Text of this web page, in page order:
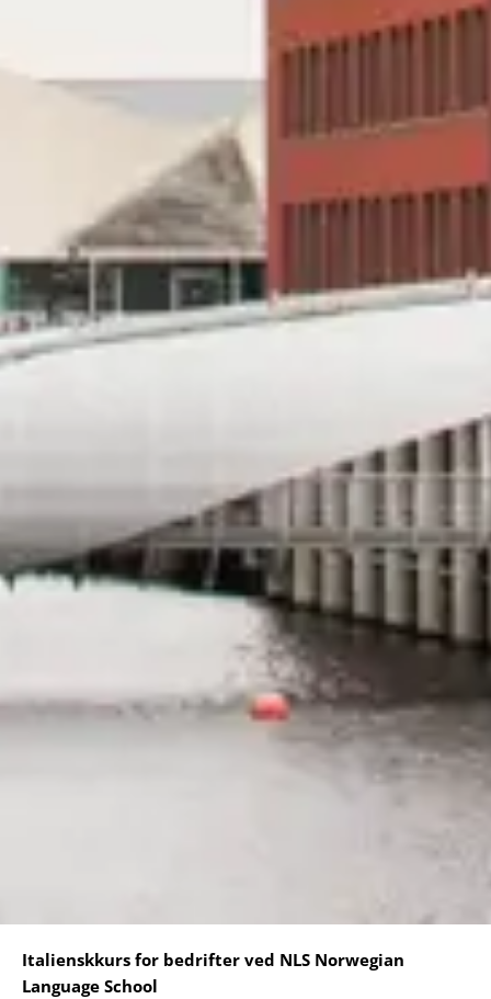
Italienskkurs for bedrifter ved NLS Norwegian
Language School